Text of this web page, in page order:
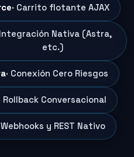
· Carrito flotante AJAX
Integración Nativa (Astra,
etc.)
· Conexión Cero Riesgos
Rollback Conversacional
Webhooks y REST Nativo